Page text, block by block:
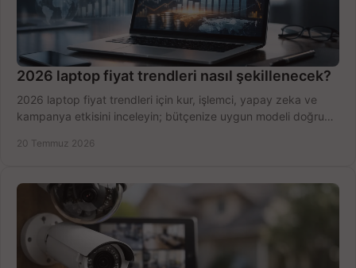
2026 laptop fiyat trendleri nasıl şekillenecek?
2026 laptop fiyat trendleri için kur, işlemci, yapay zeka ve
kampanya etkisini inceleyin; bütçenize uygun modeli doğru
20 Temmuz 2026